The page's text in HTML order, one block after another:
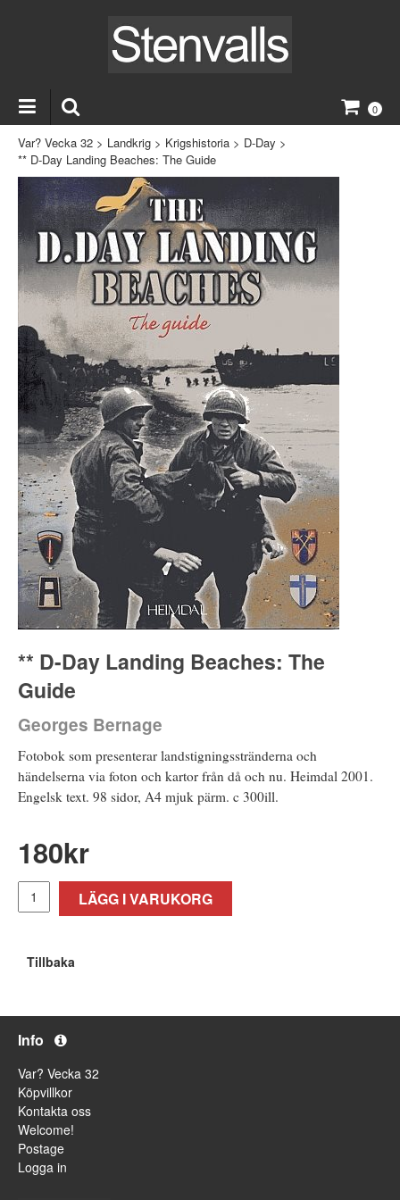
0
Var? Vecka 32 > Landkrig > Krigshistoria > D-Day >
** D-Day Landing Beaches: The Guide
** D-Day Landing Beaches: The
Guide
Georges Bernage
Fotobok som presenterar landstigningsstränderna och
händelserna via foton och kartor från då och nu. Heimdal 2001.
Engelsk text. 98 sidor, A4 mjuk pärm. c 300ill.
180kr
LÄGG I VARUKORG
Tillbaka
Info
Var? Vecka 32
Köpvillkor
Kontakta oss
Welcome!
Postage
Logga in